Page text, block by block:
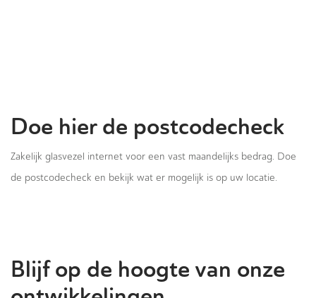
Doe hier de postcodecheck
Zakelijk glasvezel internet voor een vast maandelijks bedrag. Doe
de postcodecheck en bekijk wat er mogelijk is op uw locatie.
Blijf op de hoogte van onze